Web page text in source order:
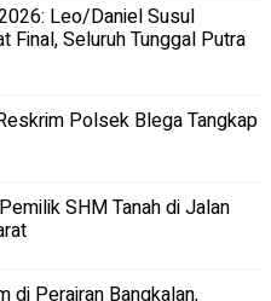
Leo/Daniel Susul
Final, Seluruh Tunggal Putra
Polsek Blega Tangkap
SHM Tanah di Jalan